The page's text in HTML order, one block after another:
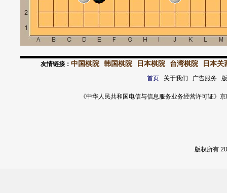
友情链接： 中国棋院 韩国棋院 日本棋院 台湾棋院 日本关
首页关于我们 广告服务
《中华人民共和国电信与信息服务业务经营许可证
版权所有